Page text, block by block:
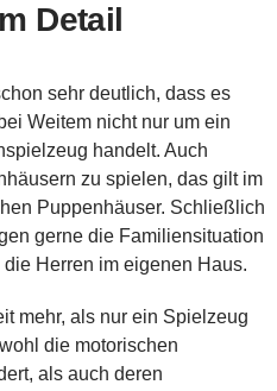
Detail
sehr deutlich, dass es
Weitem nicht nur um ein
handelt. Auch
zu spielen, das gilt im
Puppenhäuser. Schließlich
gerne die Familiensituation
Herren im eigenen Haus.
mehr, als nur ein Spielzeug
die motorischen
als auch deren